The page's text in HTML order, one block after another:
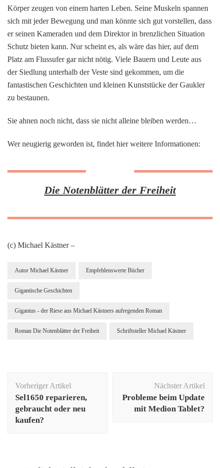
Körper zeugen von einem harten Leben. Seine Muskeln spannen
sich mit jeder Bewegung und man könnte sich gut vorstellen, dass
er seinen Kameraden und dem Direktor in brenzlichen Situation
Schutz bieten kann. Nur scheint es, als wäre das hier, auf dem
Platz am Flussufer gar nicht nötig. Viele Bauern und Leute aus
der Siedlung unterhalb der Veste sind gekommen, um die
fantastischen Geschichten und kleinen Kunststücke der Gaukler
zu bestaunen.
Sie ahnen noch nicht, dass sie nicht alleine bleiben werden…
Wer neugierig geworden ist, findet hier weitere Informationen:
Die Notenblätter der Freiheit
(c) Michael Kästner –
Autor Michael Kästner Empfehlenswerte Bücher
Gigantische Geschichten
Gigantus - der Riese aus Michael Kästners aufregenden Roman
Roman Die Notenblätter der Freiheit Schriftsteller Michael Kästner
Vorheriger Artikel
Sel1650 reparieren,
gebraucht oder neu
kaufen?
Nächster Artikel
Probleme beim Update
mit Medion Tablet?